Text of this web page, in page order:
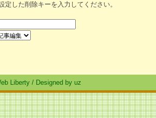
定した削除キーを入力してください。
Liberty / Designed by uz